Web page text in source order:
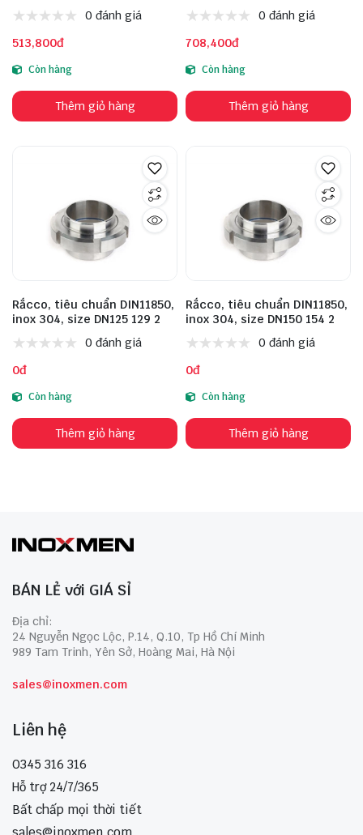
0 đánh giá
513,800đ
Còn hàng
Thêm giỏ hàng
0 đánh giá
708,400đ
Còn hàng
Thêm giỏ hàng
Rắcco, tiêu chuẩn DIN11850,
inox 304, size DN125 129 2
0 đánh giá
0đ
Còn hàng
Thêm giỏ hàng
Rắcco, tiêu chuẩn DIN11850,
inox 304, size DN150 154 2
0 đánh giá
0đ
Còn hàng
Thêm giỏ hàng
BÁN LẺ với GIÁ SỈ
Địa chỉ:
24 Nguyễn Ngọc Lộc, P.14, Q.10, Tp Hồ Chí Minh
989 Tam Trinh, Yên Sở, Hoàng Mai, Hà Nội
sales@inoxmen.com
Liên hệ
0345 316 316
Hỗ trợ 24/7/365
Bất chấp mọi thời tiết